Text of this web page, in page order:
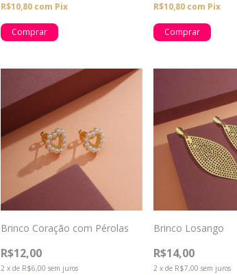
R$10,80 com Pix R$10,80 com Pix
Brinco Coração com Pérolas
R$12,00
2 xde R$6,00 sem juros
Brinco Losango
R$14,00
2 x de R$7,00 sem juros